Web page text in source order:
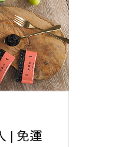
| 免運